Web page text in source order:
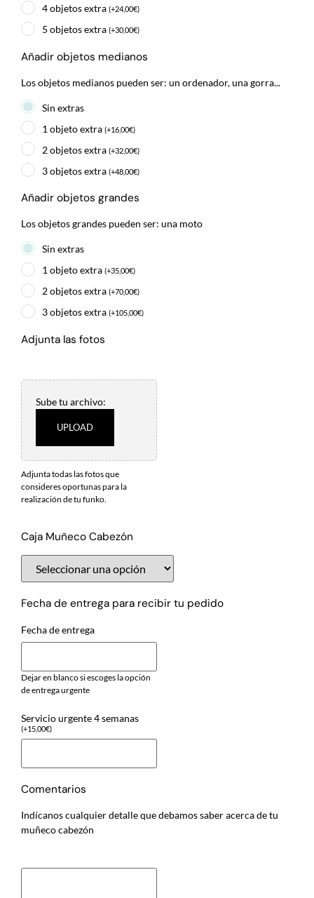
4 objetos extra (+24,00€)
5 objetos extra (+30,00€)
Añadir objetos medianos
Los objetos medianos pueden ser: un ordenador, una gorra...
Sin extras
1 objeto extra (+16,00€)
2 objetos extra (+32,00€)
3 objetos extra (+48,00€)
Añadir objetos grandes
Los objetos grandes pueden ser: una moto
Sin extras
1 objeto extra (+35,00€)
2 objetos extra (+70,00€)
3 objetos extra (+105,00€)
Adjunta las fotos
Sube tu archivo:
UPLOAD
Adjunta todas las fotos que
consideres oportunas para la
realización de tu funko.
Caja Muñeco Cabezón
Fecha de entrega para recibir tu pedido
Fecha de entrega
Dejar en blanco si escoges la opción
de entrega urgente
Servicio urgente 4 semanas
(+15,00€)
Comentarios
Indícanos cualquier detalle que debamos saber acerca de tu
muñeco cabezón